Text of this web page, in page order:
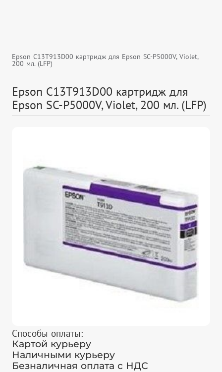
Epson C13T913D00 картридж для Epson SC-P5000V, Violet,
200 мл. (LFP)
Epson C13T913D00 картридж для
Epson SC-P5000V, Violet, 200 мл. (LFP)
Способы оплаты:
Картой курьеру
Наличными курьеру
Безналичная оплата с НДС